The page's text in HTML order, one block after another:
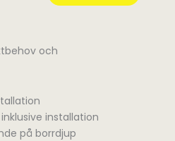
och
installation
på borrdjup